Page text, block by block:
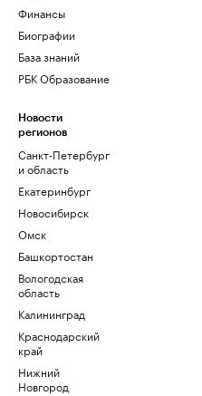
Финансы
Биографии
База знаний
РБК Образование
Новости
регионов
Санкт-Петербург
и область
Екатеринбург
Новосибирск
Омск
Башкортостан
Вологодская
область
Калининград
Краснодарский
край
Нижний
Новгород